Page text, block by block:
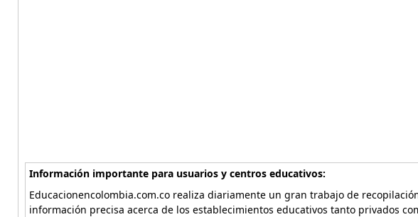
Información importante para usuarios y centros educativos:
Educacionencolombia.com.co realiza diariamente un gran trabajo de
información precisa acerca de los establecimientos educativos tanto privados